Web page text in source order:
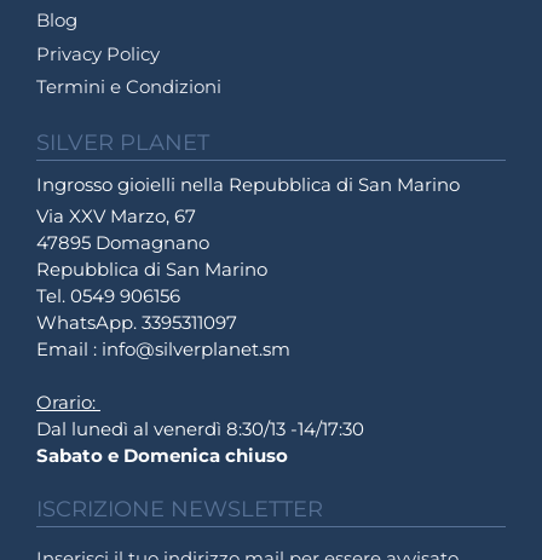
Blog
Privacy Policy
Termini e Condizioni
SILVER PLANET
Ingrosso gioielli nella Repubblica di San Marino
Via XXV Marzo, 67
47895 Domagnano
Repubblica di San Marino
Tel. 0549 906156
WhatsApp. 3395311097
Email : info@silverplanet.sm
Orario:
Dal lunedì al venerdì 8:30/13 -14/17:30
Sabato e Domenica chiuso
ISCRIZIONE NEWSLETTER